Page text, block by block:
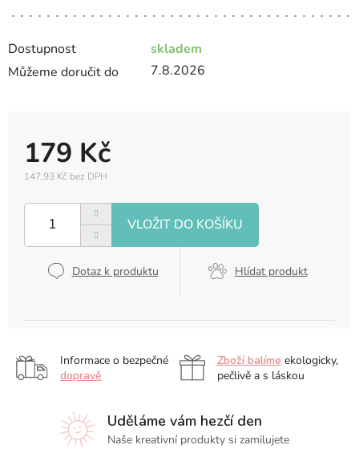
Dostupnost
skladem
Můžeme doručit do
7.8.2026
179 Kč
147,93 Kč bez DPH
cena:
Dotaz k produktu Hlídat produkt
Informace o bezpečné
dopravě
Zboží balíme ekologicky,
pečlivě a s láskou
Uděláme vám hezčí den
Naše kreativní produkty si zamilujete